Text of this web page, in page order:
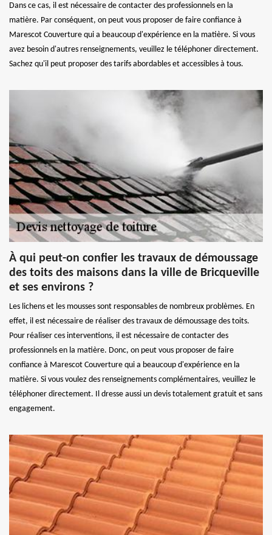
Dans ce cas, il est nécessaire de contacter des professionnels en la
matière. Par conséquent, on peut vous proposer de faire confiance à
Marescot Couverture qui a beaucoup d'expérience en la matière. Si vous
avez besoin d'autres renseignements, veuillez le téléphoner directement.
Sachez qu'il peut proposer des tarifs abordables et accessibles à tous.
À qui peut-on confier les travaux de démoussage
des toits des maisons dans la ville de Bricqueville
et ses environs ?
Les lichens et les mousses sont responsables de nombreux problèmes. En
effet, il est nécessaire de réaliser des travaux de démoussage des toits.
Pour réaliser ces interventions, il est nécessaire de contacter des
professionnels en la matière. Donc, on peut vous proposer de faire
confiance à Marescot Couverture qui a beaucoup d'expérience en la
matière. Si vous voulez des renseignements complémentaires, veuillez le
téléphoner directement. Il dresse aussi un devis totalement gratuit et sans
engagement.